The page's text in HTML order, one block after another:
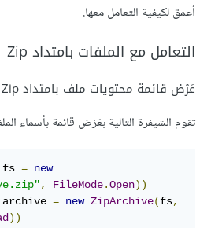
أعمق لكيفية التعامل معها.
التعامل مع الملفات بامتداد Zip
عَرْض قائمة محتويات ملف بامتداد Zip
تقوم الشيفرة التالية بعَرْض قائمة بأسماء
fs = new
, FileMode.Open))
archive = new ZipArchive(fs,
))